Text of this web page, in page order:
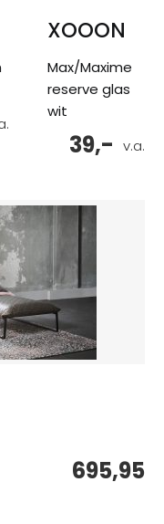
XOOON
Max/Maxime
reserve glas
wit
v.a.
39,-
695,95